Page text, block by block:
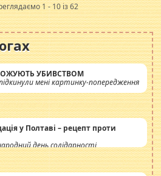
1 - 10 із 62
УБИВСТВОМ
мені картинку-попередження
у Полтаві – рецепт проти
день солідарності